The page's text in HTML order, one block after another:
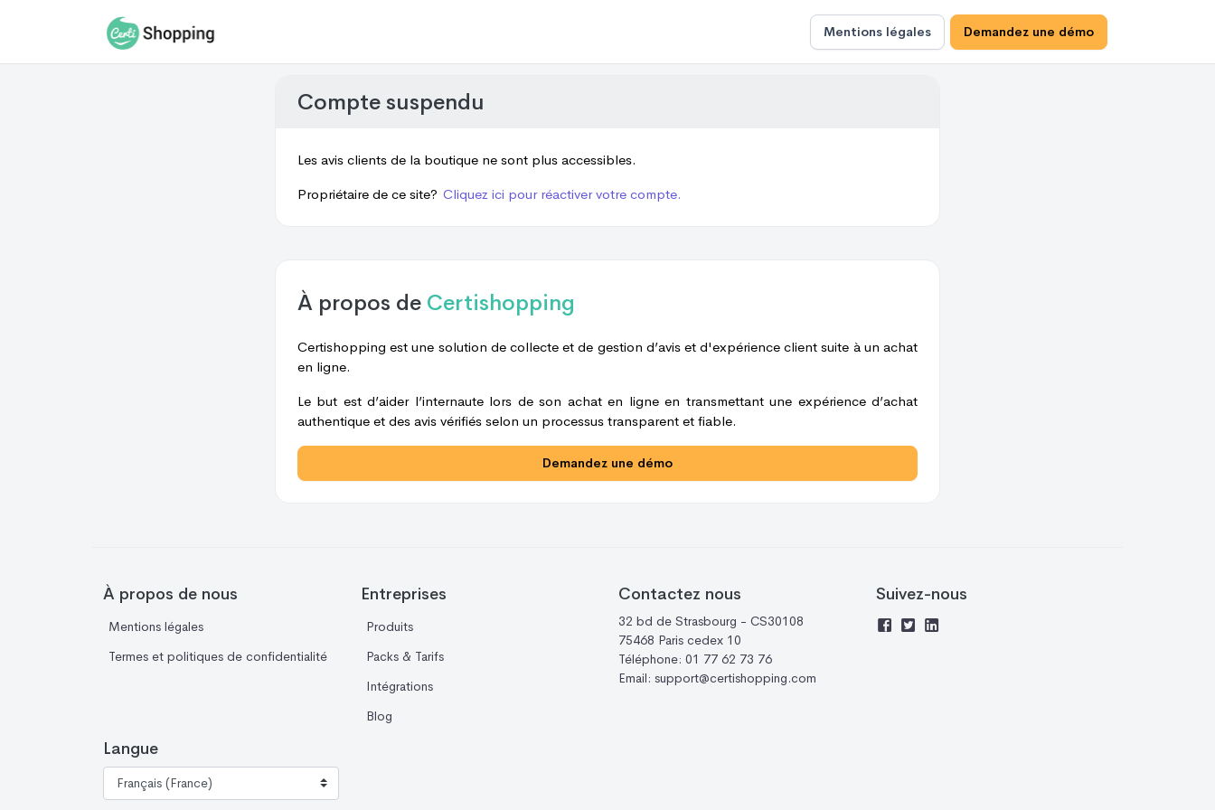
Mentions légales Demandez une démo
Compte suspendu
Les avis clients de la boutique ne sont plus accessibles.
Propriétaire de ce site? Cliquez ici pour réactiver votre compte.
À propos de Certishopping
Certishopping est une solution de collecte et de gestion d’avis et d'expérience client suite à un achat
en ligne.
Le but est d’aider l’internaute lors de son achat en ligne en transmettant une expérience d’achat
authentique et des avis vérifiés selon un processus transparent et fiable.
Demandez une démo
À propos de nous
Mentions légales
Termes et politiques de confidentialité
Entreprises
Produits
Packs & Tarifs
Intégrations
Blog
Contactez nous
32 bd de Strasbourg - CS30108
75468 Paris cedex 10
Téléphone: 01 77 62 73 76
Email: support@certishopping.com
Suivez-nous
Langue